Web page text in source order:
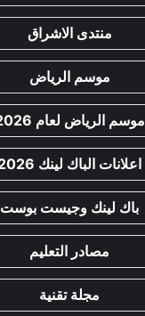
منتدى الاشراق
موسم الرياض
موسم الرياض لعام 2026
اعلانات الباك لينك 2026
باك لينك وجيست بوست
مصادر التعليم
مجلة تقنية